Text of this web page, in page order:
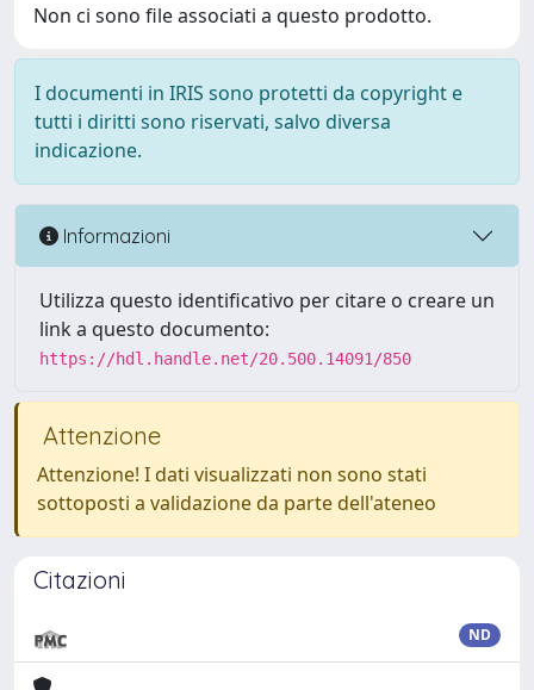
Non ci sono file associati a questo prodotto.
I documenti in IRIS sono protetti da copyright e
tutti i diritti sono riservati, salvo diversa
indicazione.
Informazioni
Utilizza questo identificativo per citare o creare un
link a questo documento:
https://hdl.handle.net/20.500.14091/850
Attenzione
Attenzione! I dati visualizzati non sono stati
sottoposti a validazione da parte dell'ateneo
Citazioni
ND